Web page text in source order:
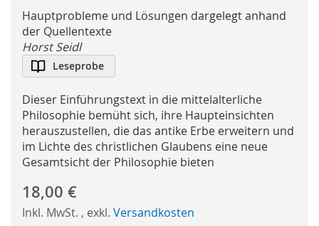
of
the
images
gallery
Hauptprobleme und Lösungen dargelegt anhand
der Quellentexte
Horst Seidl
Leseprobe
Dieser Einführungstext in die mittelalterliche
Philosophie bemüht sich, ihre Haupteinsichten
herauszustellen, die das antike Erbe erweitern und
im Lichte des christlichen Glaubens eine neue
Gesamtsicht der Philosophie bieten
18,00 €
Inkl. MwSt. , exkl. Versandkosten